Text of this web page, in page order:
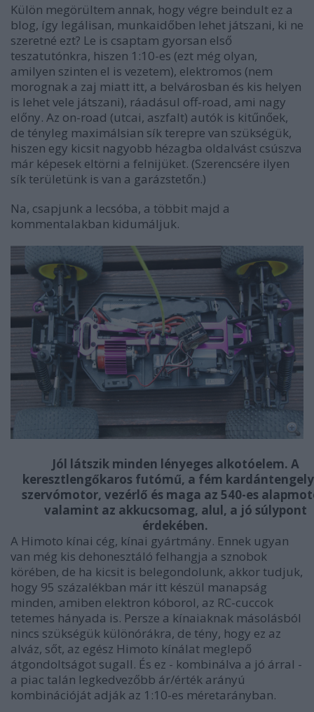
Külön megörültem annak, hogy végre beindult ez a
blog, így legálisan, munkaidőben lehet játszani, ki ne
szeretné ezt? Le is csaptam gyorsan első
teszatutónkra, hiszen 1:10-es (ezt még olyan,
amilyen szinten el is vezetem), elektromos (nem
morognak a zaj miatt itt, a belvárosban és kis helyen
is lehet vele játszani), ráadásul off-road, ami nagy
előny. Az on-road (utcai, aszfalt) autók is kitűnőek,
de tényleg maximálsian sík terepre van szükségük,
hiszen egy kicsit nagyobb hézagba oldalvást csúszva
már képesek eltörni a felnijüket. (Szerencsére ilyen
sík területünk is van a garázstetőn.)
Na, csapjunk a lecsóba, a többit majd a
kommentalakban kidumáljuk.
Jól látszik minden lényeges alkotóelem. A
keresztlengőkaros futómű, a fém
szervómotor, vezérlő és maga az 540-es
valamint az akkucsomag, alul, a jó súlypont
érdekében.
A Himoto kínai cég, kínai gyártmány. Ennek ugyan
van még kis dehonesztáló felhangja a sznobok
körében, de ha kicsit is belegondolunk, akkor tudjuk,
hogy 95 százalékban már itt készül manapság
minden, amiben elektron kóborol, az RC-cuccok
tetemes hányada is. Persze a kínaiaknak másolásból
nincs szükségük különórákra, de tény, hogy ez az
alváz, sőt, az egész Himoto kínálat meglepő
átgondoltságot sugall. És ez - kombinálva a jó árral -
a piac talán legkedvezőbb ár/érték arányú
kombinációját adják az 1:10-es méretarányban.